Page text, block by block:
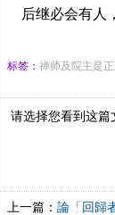
后继必会有人
标签： 禅师及院主是
请选择您看到这篇
上一篇： 論「回歸